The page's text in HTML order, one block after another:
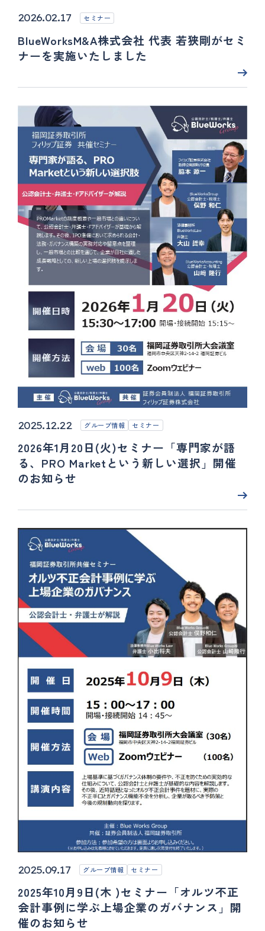
2026.02.17 セミナー
BlueWorksM&A株式会社 代表 若狭剛がセミ
ナーを実施いたしました
2025.12.22 グループ情報 セミナー
2026年1月20日(火)セミナー「専門家が語
る、PRO Marketという新しい選択」開催
のお知らせ
2025.09.17 グループ情報 セミナー
2025年10月9日(木 )セミナー「オルツ不正
会計事例に学ぶ上場企業のガバナンス」開
催のお知らせ